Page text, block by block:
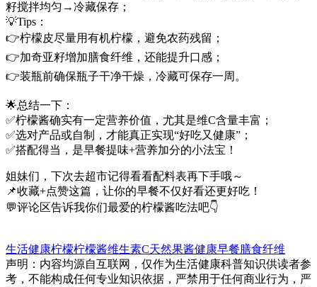
籽搅拌均匀→冷藏保存；
💡Tips：
👉柠檬皮尽量用有机柠檬，避免农药残留；
👉加奇亚籽增加膳食纤维，还能提升口感；
👉装瓶前确保瓶子干净干燥，冷藏可保存一周。
🌟总结一下：
✅柠檬酱确实有一定营养价值，尤其是维C含量丰富；
✅选对产品或自制，才能真正实现“好吃又健康”；
✅搭配得当，是早餐提味+营养加分的小法宝！
姐妹们，下次去超市记得看看配料表再下手哦～
📌收藏+点赞这篇，让你的早餐不仅好看还更好吃！
💬评论区告诉我你们最爱的柠檬酱吃法吧👇
生活健康柠檬柠檬酱维生素C天然果酱健康早餐膳食纤维
声明：内容均源自互联网，仅作为生活健康科普知识供读者参
考，不能构成任何专业知识依据，严禁用于任何商业行为，严